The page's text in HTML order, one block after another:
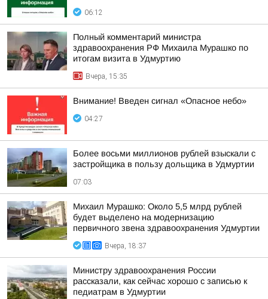
06:12
Полный комментарий министра
здравоохранения РФ Михаила Мурашко по
итогам визита в Удмуртию
Вчера, 15:35
Внимание! Введен сигнал «Опасное небо»
04:27
Более восьми миллионов рублей взыскали с
застройщика в пользу дольщика в Удмуртии
07:03
Михаил Мурашко: Около 5,5 млрд рублей
будет выделено на модернизацию
первичного звена здравоохранения Удмуртии
Вчера, 18:37
Министру здравоохранения России
рассказали, как сейчас хорошо с записью к
педиатрам в Удмуртии